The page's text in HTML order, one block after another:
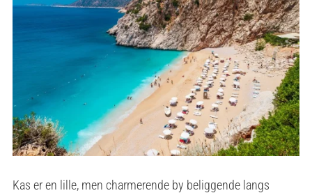
Kas er en lille, men charmerende by beliggende langs